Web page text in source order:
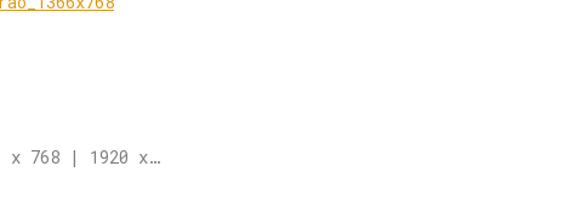
x 768 | 1920 x…